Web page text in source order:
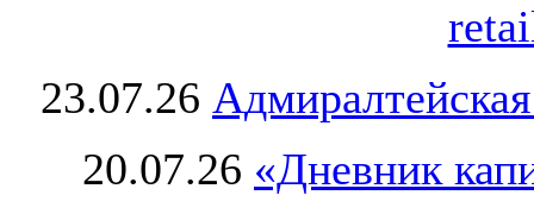
23.07.26
20.07.26 «Дневник